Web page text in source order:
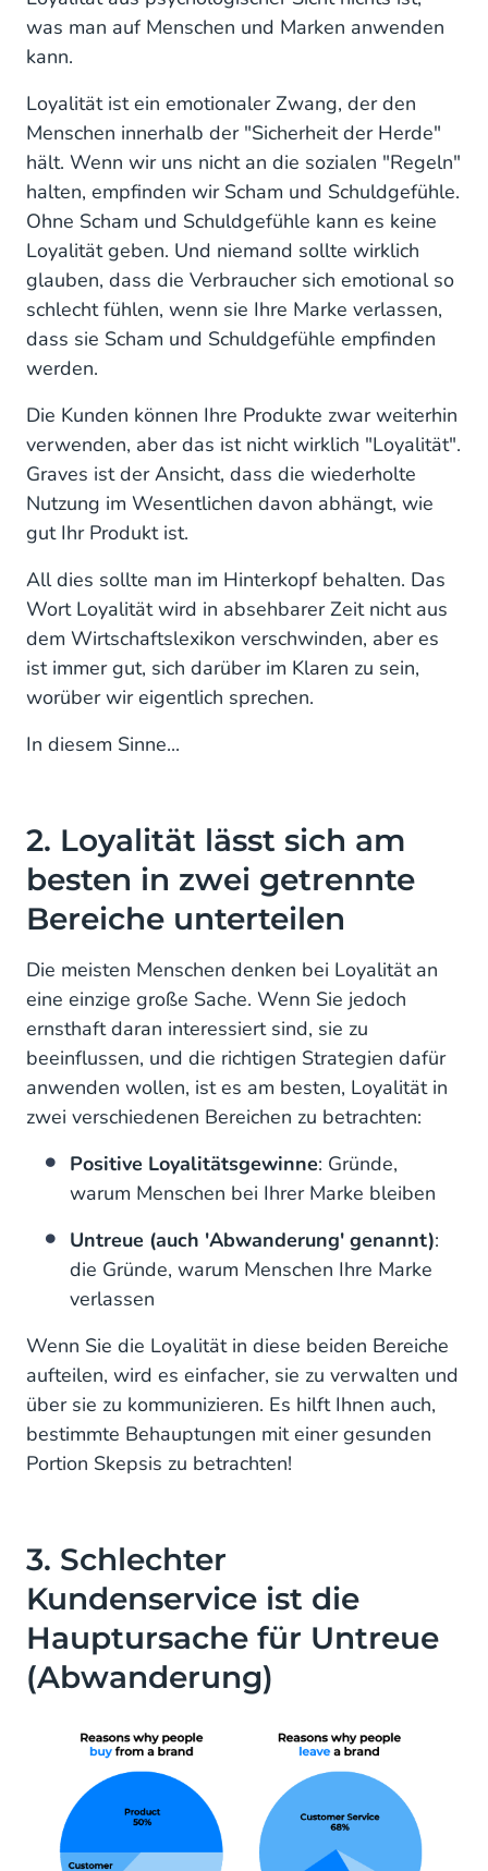
was man auf Menschen und Marken anwenden
kann.
Loyalität ist ein emotionaler Zwang, der den
Menschen innerhalb der "Sicherheit der Herde"
hält. Wenn wir uns nicht an die sozialen "Regeln"
halten, empfinden wir Scham und Schuldgefühle.
Ohne Scham und Schuldgefühle kann es keine
Loyalität geben. Und niemand sollte wirklich
glauben, dass die Verbraucher sich emotional so
schlecht fühlen, wenn sie Ihre Marke verlassen,
dass sie Scham und Schuldgefühle empfinden
werden.
Die Kunden können Ihre Produkte zwar weiterhin
verwenden, aber das ist nicht wirklich "Loyalität".
Graves ist der Ansicht, dass die wiederholte
Nutzung im Wesentlichen davon abhängt, wie
gut Ihr Produkt ist.
All dies sollte man im Hinterkopf behalten. Das
Wort Loyalität wird in absehbarer Zeit nicht aus
dem Wirtschaftslexikon verschwinden, aber es
ist immer gut, sich darüber im Klaren zu sein,
worüber wir eigentlich sprechen.
In diesem Sinne...
2. Loyalität lässt sich am
besten in zwei getrennte
Bereiche unterteilen
Die meisten Menschen denken bei Loyalität an
eine einzige große Sache. Wenn Sie jedoch
ernsthaft daran interessiert sind, sie zu
beeinflussen, und die richtigen Strategien dafür
anwenden wollen, ist es am besten, Loyalität in
zwei verschiedenen Bereichen zu betrachten:
Positive Loyalitätsgewinne: Gründe,
warum Menschen bei Ihrer Marke bleiben
Untreue (auch 'Abwanderung' genannt):
die Gründe, warum Menschen Ihre Marke
verlassen
Wenn Sie die Loyalität in diese beiden Bereiche
aufteilen, wird es einfacher, sie zu verwalten und
über sie zu kommunizieren. Es hilft Ihnen auch,
bestimmte Behauptungen mit einer gesunden
Portion Skepsis zu betrachten!
3. Schlechter
Kundenservice ist die
Hauptursache für Untreue
(Abwanderung)